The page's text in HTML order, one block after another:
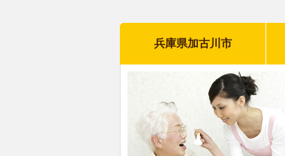
兵庫県加古川市